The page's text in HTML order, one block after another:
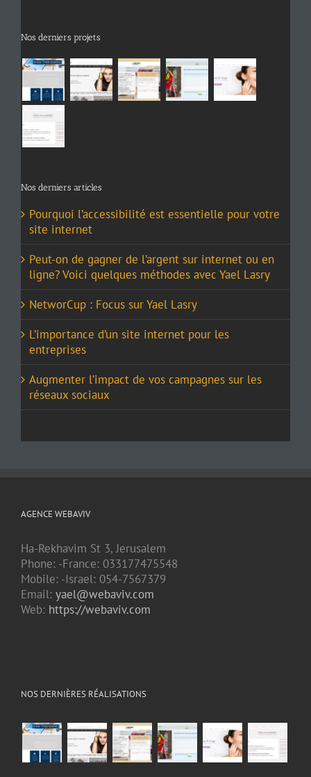
Nos derniers projets
Nos derniers articles
Pourquoi l’accessibilité est essentielle pour votre
site internet
Peut-on de gagner de l’argent sur internet ou en
ligne? Voici quelques méthodes avec Yael Lasry
NetworCup : Focus sur Yael Lasry
L’importance d’un site internet pour les
entreprises
Augmenter l’impact de vos campagnes sur les
réseaux sociaux
AGENCE WEBAVIV
Ha-Rekhavim St 3, Jerusalem
Phone: -France: 033177475548
Mobile: -Israel: 054-7567379
Email: yael@webaviv.com
Web: https://webaviv.com
NOS DERNIÈRES RÉALISATIONS